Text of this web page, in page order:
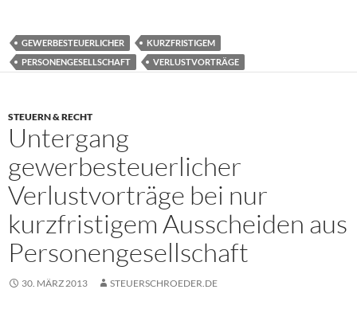
GEWERBESTEUERLICHER
KURZFRISTIGEM
PERSONENGESELLSCHAFT
VERLUSTVORTRÄGE
STEUERN & RECHT
Untergang
gewerbesteuerlicher
Verlustvorträge bei nur
kurzfristigem Ausscheiden aus
Personengesellschaft
30. MÄRZ 2013 STEUERSCHROEDER.DE